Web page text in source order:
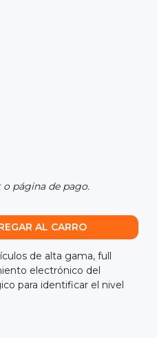
página de pago.
AL CARRO
de alta gama, full
electrónico del
para identificar el nivel